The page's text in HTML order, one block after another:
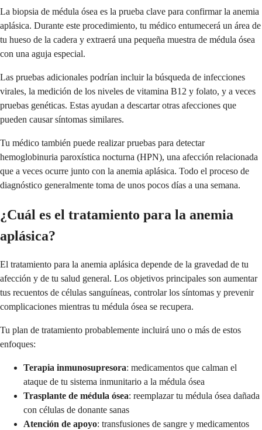
La biopsia de médula ósea es la prueba clave para confirmar la anemia
aplásica. Durante este procedimiento, tu médico entumecerá un área de
tu hueso de la cadera y extraerá una pequeña muestra de médula ósea
con una aguja especial.
Las pruebas adicionales podrían incluir la búsqueda de infecciones
virales, la medición de los niveles de vitamina B12 y folato, y a veces
pruebas genéticas. Estas ayudan a descartar otras afecciones que
pueden causar síntomas similares.
Tu médico también puede realizar pruebas para detectar
hemoglobinuria paroxística nocturna (HPN), una afección relacionada
que a veces ocurre junto con la anemia aplásica. Todo el proceso de
diagnóstico generalmente toma de unos pocos días a una semana.
¿Cuál es el tratamiento para la anemia
aplásica?
El tratamiento para la anemia aplásica depende de la gravedad de tu
afección y de tu salud general. Los objetivos principales son aumentar
tus recuentos de células sanguíneas, controlar los síntomas y prevenir
complicaciones mientras tu médula ósea se recupera.
Tu plan de tratamiento probablemente incluirá uno o más de estos
enfoques:
Terapia inmunosupresora: medicamentos que calman el
ataque de tu sistema inmunitario a la médula ósea
Trasplante de médula ósea: reemplazar tu médula ósea dañada
con células de donante sanas
Atención de apoyo: transfusiones de sangre y medicamentos